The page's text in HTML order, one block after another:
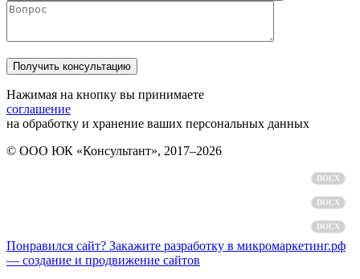
Нажимая на кнопку вы принимаете
соглашение
на обработку и хранение ваших персональных данных
© ООО ЮК «Консультант», 2017–2026
DOCX
DOCX
DOCX
Понравился сайт? Закажите разработку в микромаркетинг.рф
— создание и продвижение сайтов